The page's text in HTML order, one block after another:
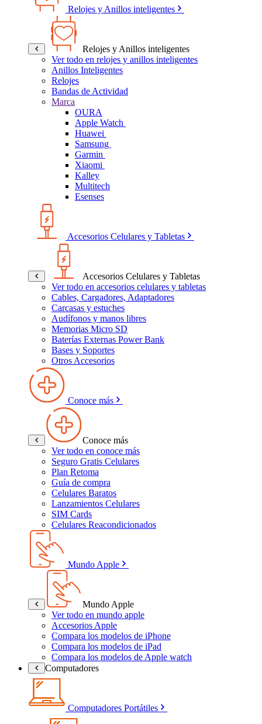
Relojes y Anillos inteligentes
Relojes y Anillos inteligentes
Ver todo en relojes y anillos inteligentes
Anillos Inteligentes
Relojes
Bandas de Actividad
Marca
OURA
Apple Watch
Huawei
Samsung
Garmin
Xiaomi
Kalley
Multitech
Esenses
Accesorios Celulares y Tabletas
Accesorios Celulares y Tabletas
Ver todo en accesorios celulares y tabletas
Cables, Cargadores, Adaptadores
Carcasas y estuches
Audífonos y manos libres
Memorias Micro SD
Baterías Externas Power Bank
Bases y Soportes
Otros Accesorios
Conoce más
Conoce más
Ver todo en conoce más
Seguro Gratis Celulares
Plan Retoma
Guía de compra
Celulares Baratos
Lanzamientos Celulares
SIM Cards
Celulares Reacondicionados
Mundo Apple
Mundo Apple
Ver todo en mundo apple
Accesorios Apple
Compara los modelos de iPhone
Compara los modelos de iPad
Compara los modelos de Apple watch
Computadores
Computadores Portátiles